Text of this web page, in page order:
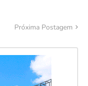
Próxima Postagem